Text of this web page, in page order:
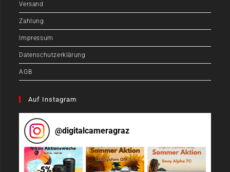
Versand
Zahlung
Impressum
Datenschutzerklärung
AGB
Auf Instagram
@digitalcameragraz